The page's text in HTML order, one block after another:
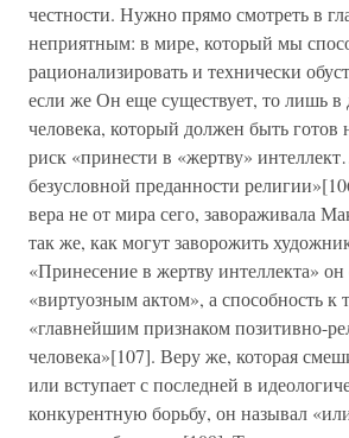
честности. Нужно прямо смотреть в
неприятным: в мире, который мы
рационализировать и технически
если же Он еще существует, то лишь в
человека, который должен быть готов
риск «принести в «жертву»
безусловной преданности
вера не от мира сего, завораживала
так же, как могут заворожить
«Принесение в жертву интеллекта» он
«виртуозным актом», а способность к
«главнейшим признаком позитивно-
человека»[107]. Веру же, которая
или вступает с последней в
конкурентную борьбу, он называл